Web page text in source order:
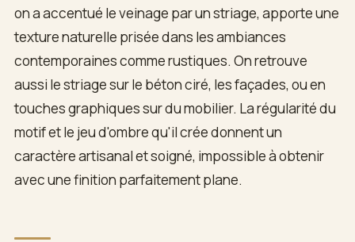
on a accentué le veinage par un striage, apporte une
texture naturelle prisée dans les ambiances
contemporaines comme rustiques. On retrouve
aussi le striage sur le béton ciré, les façades, ou en
touches graphiques sur du mobilier. La régularité du
motif et le jeu d'ombre qu'il crée donnent un
caractère artisanal et soigné, impossible à obtenir
avec une finition parfaitement plane.